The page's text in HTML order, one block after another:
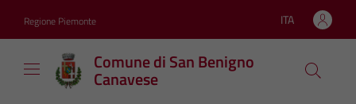
Regione Piemonte Lingua attiva:
ITA
Comune di San Benigno
Canavese